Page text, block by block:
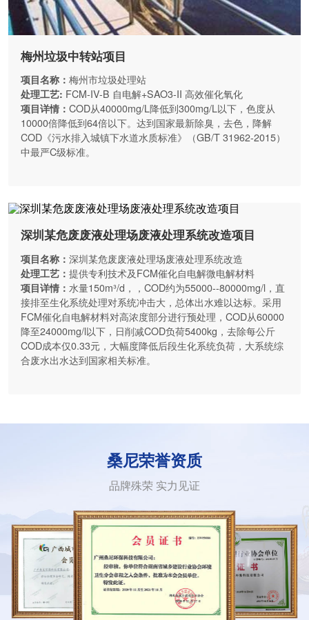
梅州垃圾中转站项目
项目名称： 梅州市垃圾处理站
处理工艺: FCM-IV-B 自电解+SAO3-II 高效催化氧化
项目详情： COD从40000mg/L降低到300mg/L以下，色度从
10000倍降低到64倍以下。达到国家最新除臭，去色，降解
COD《污水排入城镇下水道水质标准》（GB/T 31962-2015）
中最严C级标准。
深圳某危废废液处理场废液处理系统改造项目
项目名称： 深圳某危废废液处理场废液处理系统改造
处理工艺： 提供专利技术及FCM催化自电解微电解材料
项目详情： 水量150m³/d，，COD约为55000--80000mg/l，直
接排至生化系统处理对系统冲击大，总体出水难以达标。采用
FCM催化自电解材料对高浓度部分进行预处理，COD从60000
降至24000mg/l以下，日削减COD负荷5400kg，去除每公斤
COD成本仅0.33元，大幅度降低后段生化系统负荷，大系统综
合废水出水达到国家相关标准。
桑尼荣誉资质
品牌殊荣 实力见证